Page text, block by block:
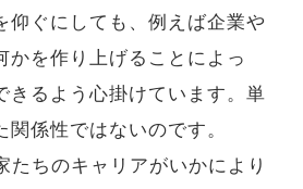
仰ぐにしても、例えば企業や
かを作り上げることによっ
きるよう心掛けています。単
係性ではないのです。
たちのキャリアがいかにより